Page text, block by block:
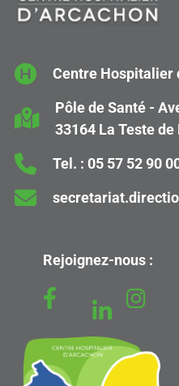
Centre Hospitalier
Pôle de Santé -
33164 La Teste de
Tel. : 05 57 52 90
Rejoignez-nous :